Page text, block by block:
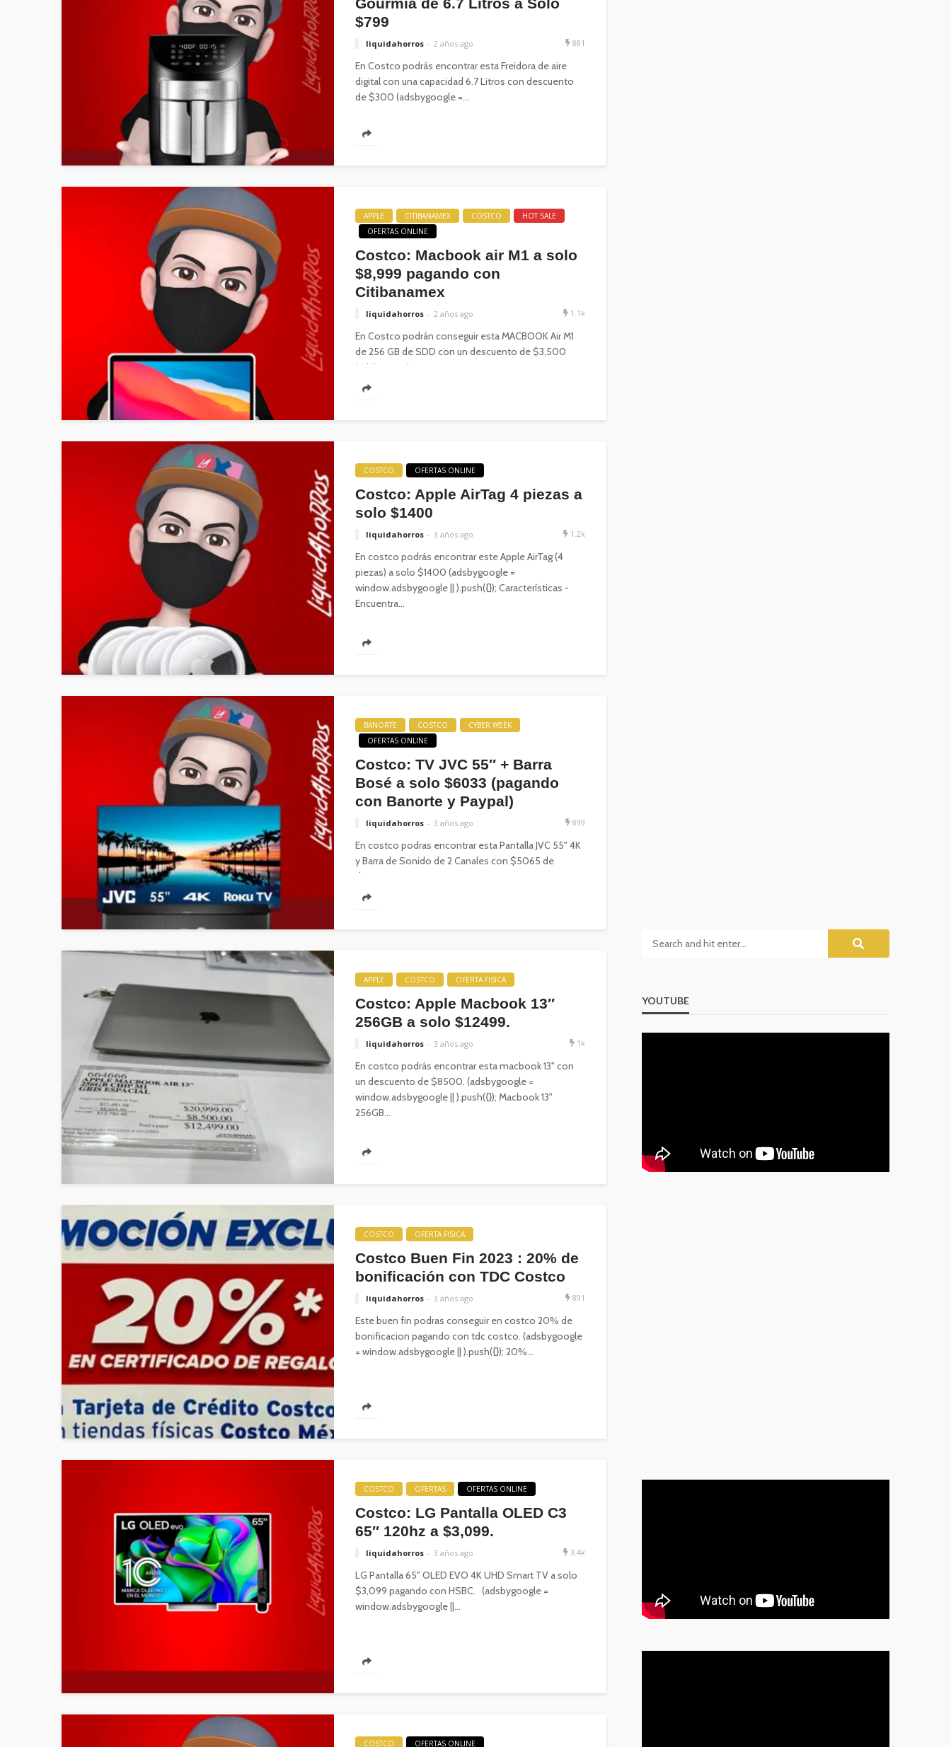
$799
liquidahorros 2 años ago 881
En Costco podrás encontrar esta Freidora de aire
digital con una capacidad 6.7 Litros con descuento
de $300 (adsbygoogle =...
APPLE CITIBANAMEX COSTCO
HOT SALE
OFERTAS ONLINE
Costco: Macbook air M1 a solo
$8,999 pagando con
Citibanamex
liquidahorros 2 años ago 1.1k
En Costco podrán conseguir esta MACBOOK Air M1
de 256 GB de SDD con un descuento de $3,500
(adsbygoogle...
COSTCO OFERTAS ONLINE
Costco: Apple AirTag 4 piezas a
solo $1400
liquidahorros 3 años ago 1.2k
En costco podrás encontrar este Apple AirTag (4
piezas) a solo $1400 (adsbygoogle =
window.adsbygoogle || ).push({}); Características -
Encuentra...
BANORTE COSTCO
CYBER WEEK
OFERTAS ONLINE
Costco: TV JVC 55″ + Barra
Bosé a solo $6033 (pagando
con Banorte y Paypal)
liquidahorros 3 años ago 899
En costco podras encontrar esta Pantalla JVC 55" 4K
y Barra de Sonido de 2 Canales con $5065 de
descuento....
APPLE COSTCO OFERTA FISICA
Costco: Apple Macbook 13″
256GB a solo $12499.
liquidahorros 3 años ago 1k
En costco podrás encontrar esta macbook 13" con
un descuento de $8500. (adsbygoogle =
window.adsbygoogle || ).push({}); Macbook 13"
256GB...
COSTCO OFERTA FISICA
Costco Buen Fin 2023 : 20% de
bonificación con TDC Costco
liquidahorros 3 años ago 891
Este buen fin podras conseguir en costco 20% de
bonificacion pagando con tdc costco. (adsbygoogle
= window.adsbygoogle || ).push({}); 20%...
COSTCO OFERTAS OFERTAS ONLINE
Costco: LG Pantalla OLED C3
65″ 120hz a $3,099.
liquidahorros 3 años ago 3.4k
LG Pantalla 65" OLED EVO 4K UHD Smart TV a solo
$3,099 pagando con HSBC. (adsbygoogle =
window.adsbygoogle ||...
COSTCO OFERTAS ONLINE
YOUTUBE